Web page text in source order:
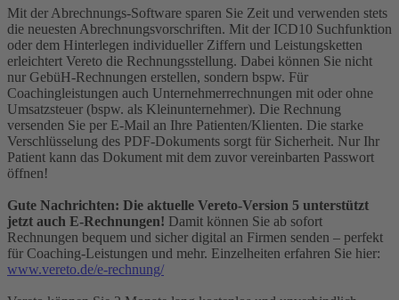
Mit der Abrechnungs-Software sparen Sie Zeit und verwenden stets
die neuesten Abrechnungsvorschriften. Mit der ICD10 Suchfunktion
oder dem Hinterlegen individueller Ziffern und Leistungsketten
erleichtert Vereto die Rechnungsstellung. Dabei können Sie nicht
nur GebüH-Rechnungen erstellen, sondern bspw. Für
Coachingleistungen auch Unternehmerrechnungen mit oder ohne
Umsatzsteuer (bspw. als Kleinunternehmer). Die Rechnung
versenden Sie per E-Mail an Ihre Patienten/Klienten. Die starke
Verschlüsselung des PDF-Dokuments sorgt für Sicherheit. Nur Ihr
Patient kann das Dokument mit dem zuvor vereinbarten Passwort
öffnen!
Gute Nachrichten: Die aktuelle Vereto-Version 5 unterstützt
jetzt auch E-Rechnungen! Damit können Sie ab sofort
Rechnungen bequem und sicher digital an Firmen senden – perfekt
für Coaching-Leistungen und mehr. Einzelheiten erfahren Sie hier:
www.vereto.de/e-rechnung/